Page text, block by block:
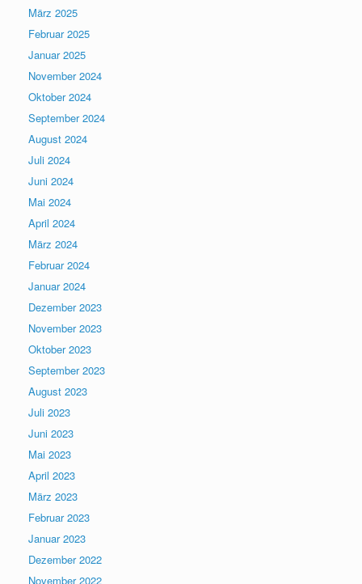
März 2025
Februar 2025
Januar 2025
November 2024
Oktober 2024
September 2024
August 2024
Juli 2024
Juni 2024
Mai 2024
April 2024
März 2024
Februar 2024
Januar 2024
Dezember 2023
November 2023
Oktober 2023
September 2023
August 2023
Juli 2023
Juni 2023
Mai 2023
April 2023
März 2023
Februar 2023
Januar 2023
Dezember 2022
November 2022